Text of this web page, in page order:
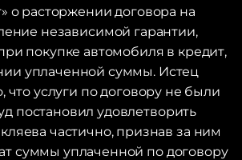
о расторжении договора на
независимой гарантии,
покупке автомобиля в кредит,
уплаченной суммы. Истец
что услуги по договору не были
постановил удовлетворить
частично, признав за ним
суммы уплаченной по договору